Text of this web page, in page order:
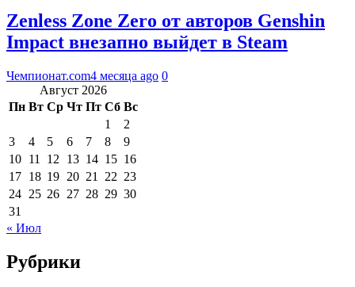
Zenless Zone Zero от авторов Genshin
Impact внезапно выйдет в Steam
Чемпионат.com4 месяца ago 0
Август 2026
Пн Вт Ср Чт Пт Сб Вс
1
2
3
4 5 6 7 8
9
10 11 12 13 14 15 16
17 18 19 20 21 22 23
24 25 26 27 28 29 30
31
« Июл
Рубрики